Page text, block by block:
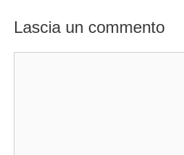
Lascia un commento